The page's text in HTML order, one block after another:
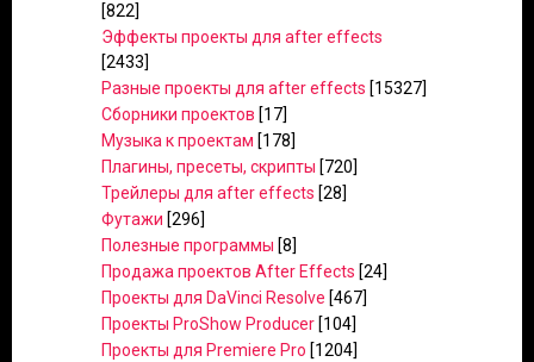
[822]
Эффекты проекты для after effects
[2433]
Разные проекты для after effects [15327]
Сборники проектов [17]
Музыка к проектам [178]
Плагины, пресеты, скрипты [720]
Трейлеры для after effects [28]
Футажи [296]
Полезные программы [8]
Продажа проектов After Effects [24]
Проекты для DaVinci Resolve [467]
Проекты ProShow Producer [104]
Проекты для Premiere Pro [1204]